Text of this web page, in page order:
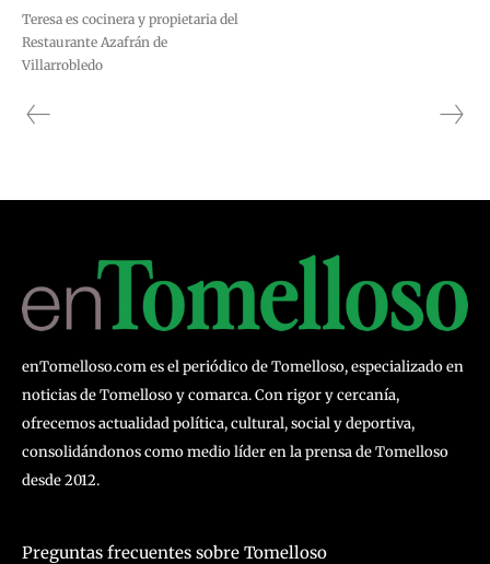
Teresa es cocinera y propietaria del
Restaurante Azafrán de
Villarrobledo
enTomelloso.com es el periódico de Tomelloso, especializado en
noticias de Tomelloso y comarca. Con rigor y cercanía,
ofrecemos actualidad política, cultural, social y deportiva,
consolidándonos como medio líder en la prensa de Tomelloso
desde 2012.
Preguntas frecuentes sobre Tomelloso